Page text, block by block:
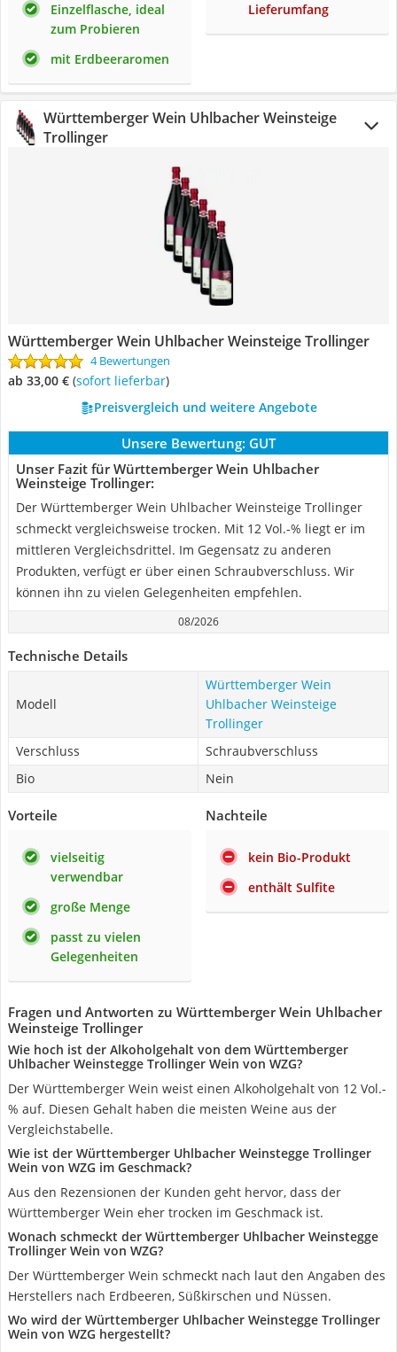
Einzelflasche, ideal
zum Probieren
mit Erdbeeraromen
Lieferumfang
Württemberger Wein Uhlbacher Weinsteige
Trollinger
Württemberger Wein Uhlbacher Weinsteige Trollinger
4 Bewertungen
ab 33,00 € ( Sofort lieferbar)
Preisvergleich und weitere Angebote
Unsere Bewertung: GUT
Unser Fazit für Württemberger Wein Uhlbacher
Weinsteige Trollinger:
Der Württemberger Wein Uhlbacher Weinsteige Trollinger
schmeckt vergleichsweise trocken. Mit 12 Vol.-% liegt er im
mittleren Vergleichsdrittel. Im Gegensatz zu anderen
Produkten, verfügt er über einen Schraubverschluss. Wir
können ihn zu vielen Gelegenheiten empfehlen.
08/2026
Technische Details
Modell
Württemberger Wein
Uhlbacher Weinsteige
Trollinger
Verschluss
Schraubverschluss
Bio
Nein
Vorteile
vielseitig
verwendbar
große Menge
passt zu vielen
Gelegenheiten
Nachteile
kein Bio-Produkt
enthält Sulfite
Fragen und Antworten zu Württemberger Wein Uhlbacher
Weinsteige Trollinger
Wie hoch ist der Alkoholgehalt von dem Württemberger
Uhlbacher Weinstegge Trollinger Wein von WZG?
Der Württemberger Wein weist einen Alkoholgehalt von 12 Vol.-
% auf. Diesen Gehalt haben die meisten Weine aus der
Vergleichstabelle.
Wie ist der Württemberger Uhlbacher Weinstegge Trollinger
Wein von WZG im Geschmack?
Aus den Rezensionen der Kunden geht hervor, dass der
Württemberger Wein eher trocken im Geschmack ist.
Wonach schmeckt der Württemberger Uhlbacher Weinstegge
Trollinger Wein von WZG?
Der Württemberger Wein schmeckt nach laut den Angaben des
Herstellers nach Erdbeeren, Süßkirschen und Nüssen.
Wo wird der Württemberger Uhlbacher Weinstegge Trollinger
Wein von WZG hergestellt?